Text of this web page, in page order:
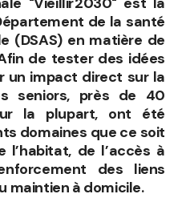
de la santé
(DSAS) en matière de
de tester des idées
un impact direct sur la
seniors, près de 40
la plupart, ont été
domaines que ce soit
l’habitat, de l’accès à
des liens
maintien à domicile.